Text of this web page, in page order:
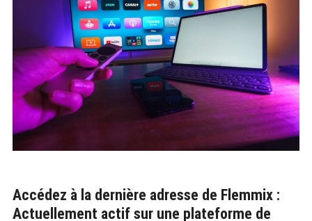
Accédez à la dernière adresse de Flemmix :
Actuellement actif sur une plateforme de